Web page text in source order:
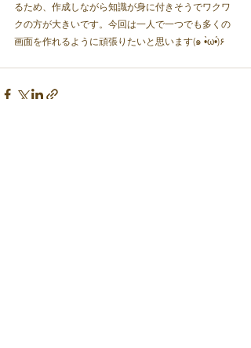
るため、作成しながら知識が身に付きそうでワクワ
クの方が大きいです。今回は一人で一つでも多くの
画面を作れるように頑張りたいと思います(๑ •̀ω•́)۶